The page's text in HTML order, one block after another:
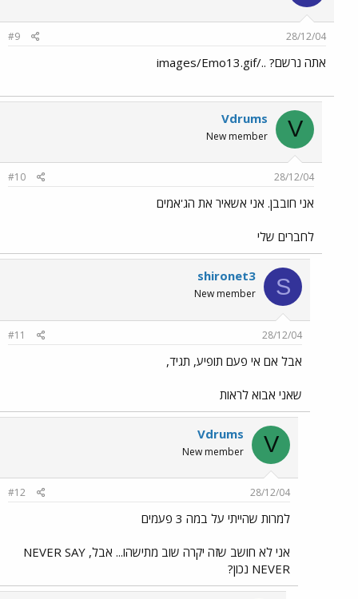
28/12/04
#9
אתה נרשם? ../images/Emo13.gif
V
Vdrums
New member
28/12/04
#10
אני חובבן. אני אשאיר את הג'אמים
לחברים שלי
S
shironet3
New member
28/12/04
#11
אבל אם אי פעם תופיע, תגיד,
שאני אבוא לראות
V
Vdrums
New member
28/12/04
#12
למרות שהייתי על במה 3 פעמים
אני לא חושב שזה יקרה שוב מתישהו... אבל, NEVER SAY
NEVER נכון?